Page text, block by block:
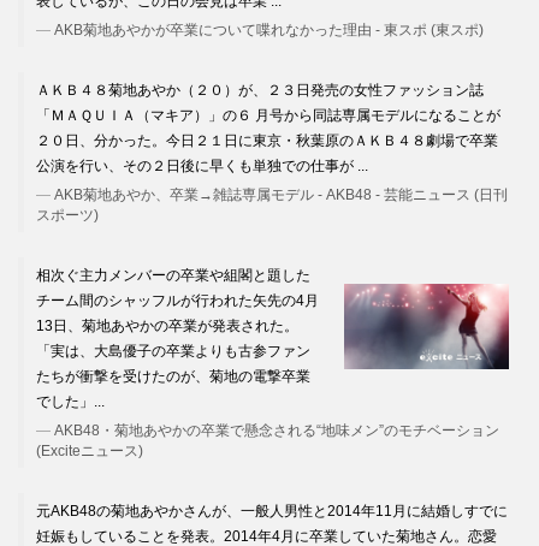
AKB菊地あやかが卒業について喋れなかった理由 - 東スポ (東スポ)
ＡＫＢ４８菊地あやか（２０）が、２３日発売の女性ファッション誌
「ＭＡＱＵＩＡ（マキア）」の６ 月号から同誌専属モデルになることが
２０日、分かった。今日２１日に東京・秋葉原のＡＫＢ４８劇場で卒業
公演を行い、その２日後に早くも単独での仕事が ...
AKB菊地あやか、卒業→雑誌専属モデル - AKB48 - 芸能ニュース (日刊
スポーツ)
相次ぐ主力メンバーの卒業や組閣と題した
チーム間のシャッフルが行われた矢先の4月
13日、菊地あやかの卒業が発表された。
「実は、大島優子の卒業よりも古参ファン
たちが衝撃を受けたのが、菊地の電撃卒業
でした」...
AKB48・菊地あやかの卒業で懸念される“地味メン”のモチベーション
(Exciteニュース)
元AKB48の菊地あやかさんが、一般人男性と2014年11月に結婚しすでに
妊娠もしていることを発表。2014年4月に卒業していた菊地さん。恋愛